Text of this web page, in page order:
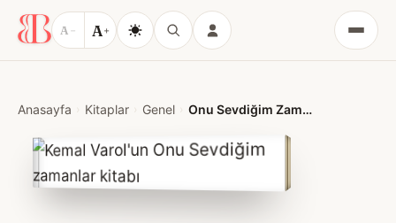
A − A+
Menü
Anasayfa Kitaplar Genel Onu Sevdiğim Zamanlar